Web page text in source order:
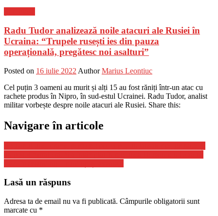
Radu Tudor analizează noile atacuri ale Rusiei în
Ucraina: “Trupele rusești ies din pauza
operațională, pregătesc noi asalturi”
Posted on 16 iulie 2022 Author Marius Leontiuc
Cel puțin 3 oameni au murit și alți 15 au fost răniți într-un atac cu
rachete produs în Nipro, în sud-estul Ucrainei. Radu Tudor, analist
militar vorbește despre noile atacuri ale Rusiei. Share this:
Navigare în articole
Lasă un răspuns
Adresa ta de email nu va fi publicată. Câmpurile obligatorii sunt
marcate cu *